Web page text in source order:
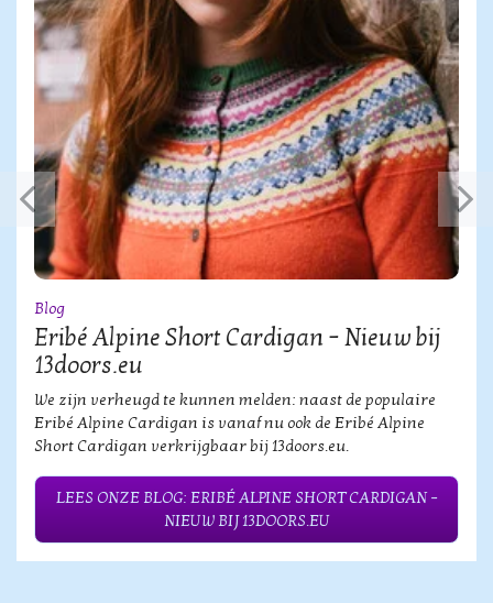
Blog
Eribé Alpine Short Cardigan – Nieuw bij
13doors.eu
We zijn verheugd te kunnen melden: naast de populaire
Eribé Alpine Cardigan is vanaf nu ook de Eribé Alpine
Short Cardigan verkrijgbaar bij 13doors.eu.
LEES ONZE BLOG: ERIBÉ ALPINE SHORT CARDIGAN –
NIEUW BIJ 13DOORS.EU